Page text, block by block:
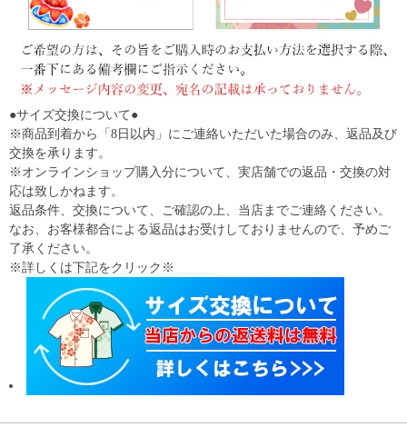
●サイズ交換について●
※商品到着から「8日以内」にご連絡いただいた場合のみ、返品及び
交換を承ります。
※オンラインショップ購入分について、実店舗での返品・交換の対
応は致しかねます。
返品条件、交換について、ご確認の上、当店までご連絡ください。
なお、お客様都合による返品はお受けしておりませんので、予めご
了承ください。
※詳しくは下記をクリック※